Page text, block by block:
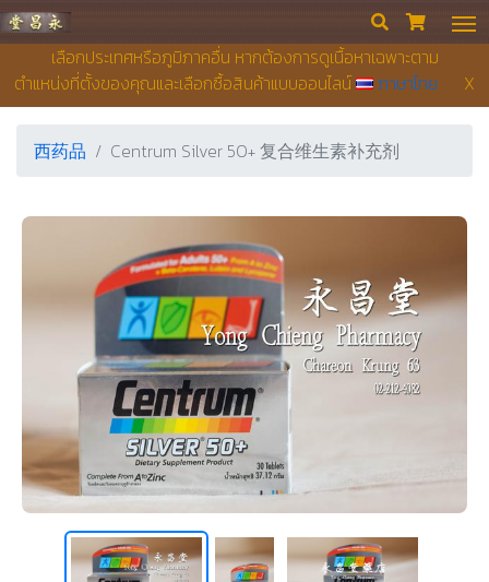
เลือกประเทศหรือภูมิภาคอื่น หากต้องการดูเนื้อหาเฉพาะตาม
ตำแหน่งที่ตั้งของคุณและเลือกซื้อสินค้าแบบออนไลน์
ภาษาไทย X
永昌堂药店  
西药品 Centrum Silver 50+ 复合维生素补充剂